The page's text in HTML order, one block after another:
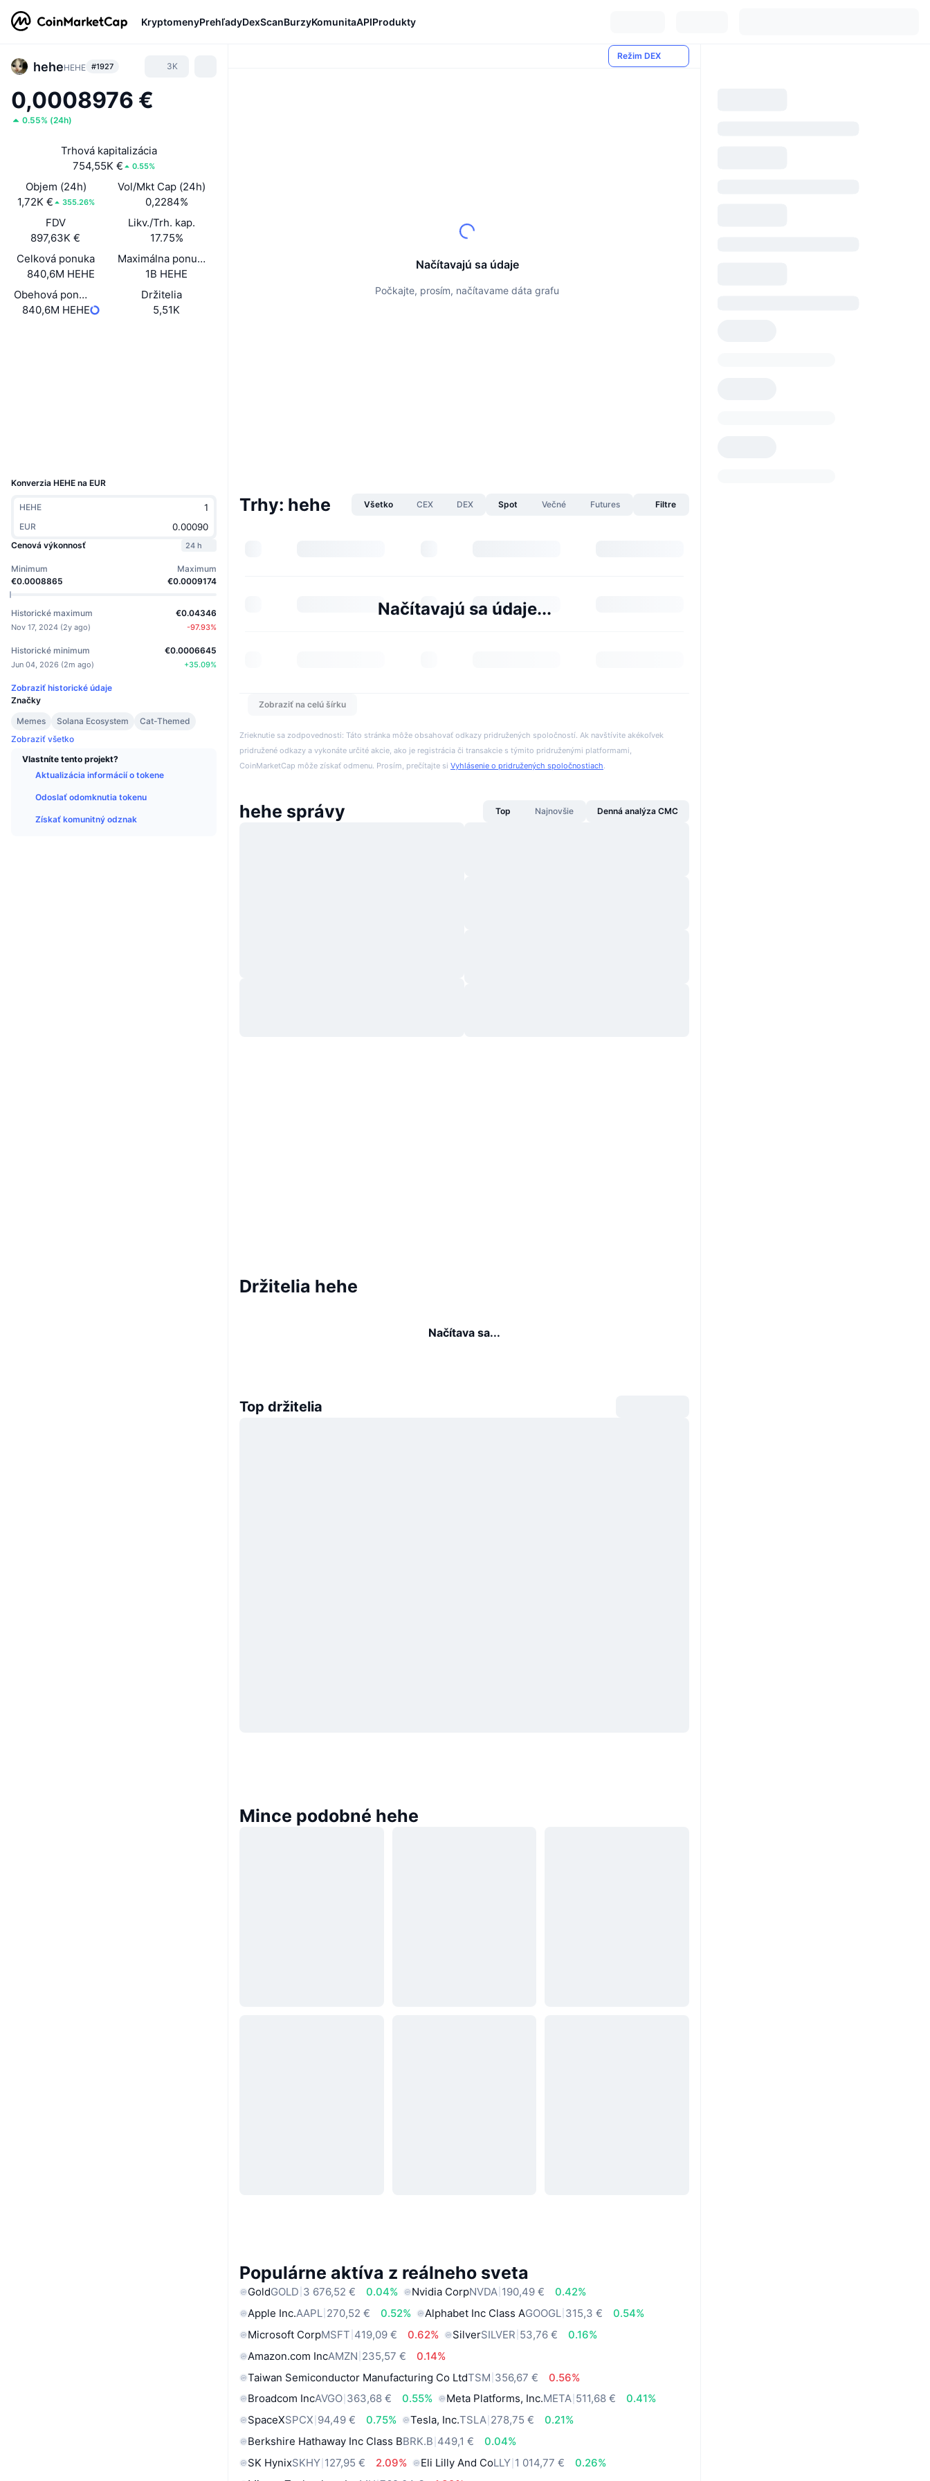
KryptomenyPrehľadyDexScanBurzyKomunitaAPIProdukty
heheHEHE #1927 3K
0,0008976 €
0.55% (24h)
Trhová kapitalizácia
754,55K €
0.55%
Objem (24h)
1,72K €
355.26%
Vol/Mkt Cap (24h)
0,2284%
FDV
897,63K €
Likv./Trh. kap.
17.75%
Celková ponuka
840,6M HEHE
Maximálna ponuka
1B HEHE
Obehová ponuka
840,6M HEHE
Držitelia
5,51K
Konverzia HEHE na EUR
HEHE
EUR
Cenová výkonnosť
24 h
Minimum
€0.0008865
Maximum
€0.0009174
Historické maximum
Nov 17, 2024 (2y ago)
€0.04346
-97.93%
Historické minimum
Jun 04, 2026 (2m ago)
€0.0006645
+35.09%
Zobraziť historické údaje
Značky
Memes
Solana Ecosystem
Cat-Themed
Zobraziť všetko
Vlastníte tento projekt?
Aktualizácia informácií o tokene
Odoslať odomknutia tokenu
Získať komunitný odznak
Režim DEX
Načítavajú sa údaje
Počkajte, prosím, načítavame dáta grafu
Trhy: hehe Všetko CEX DEX Spot Večné Futures Filtre
Načítavajú sa údaje...
Zobraziť na celú šírku
Zrieknutie sa zodpovednosti: Táto stránka môže obsahovať odkazy pridružených spoločností. Ak navštívite akékoľvek
pridružené odkazy a vykonáte určité akcie, ako je registrácia či transakcie s týmito pridruženými platformami,
CoinMarketCap môže získať odmenu. Prosím, prečítajte si Vyhlásenie o pridružených spoločnostiach.
hehe správy Top Najnovšie Denná analýza CMC
Držitelia hehe
Načítava sa...
Top držitelia
Mince podobné hehe
Populárne aktíva z reálneho sveta
GoldGOLD 3 676,52 € 0.04% Nvidia CorpNVDA 190,49 €
0.42%
Apple Inc.AAPL 270,52 € 0.52% Alphabet Inc Class AGOOGL 315,3 €
0.54%
Microsoft CorpMSFT 419,09 € 0.62% SilverSILVER 53,76 €
0.16%
Amazon.com IncAMZN 235,57 €
0.14%
Taiwan Semiconductor Manufacturing Co LtdTSM 356,67 €
0.56%
Broadcom IncAVGO 363,68 € 0.55% Meta Platforms, Inc.META 511,68 €
0.41%
SpaceXSPCX 94,49 € 0.75% Tesla, Inc.TSLA 278,75 €
0.21%
Berkshire Hathaway Inc Class BBRK.B 449,1 €
0.04%
SK HynixSKHY 127,95 € 2.09% Eli Lilly And CoLLY 1 014,77 €
0.26%